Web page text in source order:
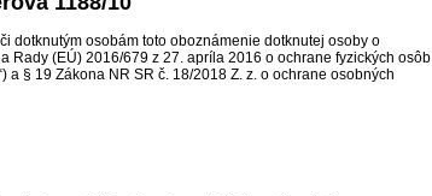
dotknutým osobám toto oboznámenie dotknutej osoby o
(EÚ) 2016/679 z 27. apríla 2016 o ochrane fyzických osôb
§ 19 Zákona NR SR č. 18/2018 Z. z. o ochrane osobných